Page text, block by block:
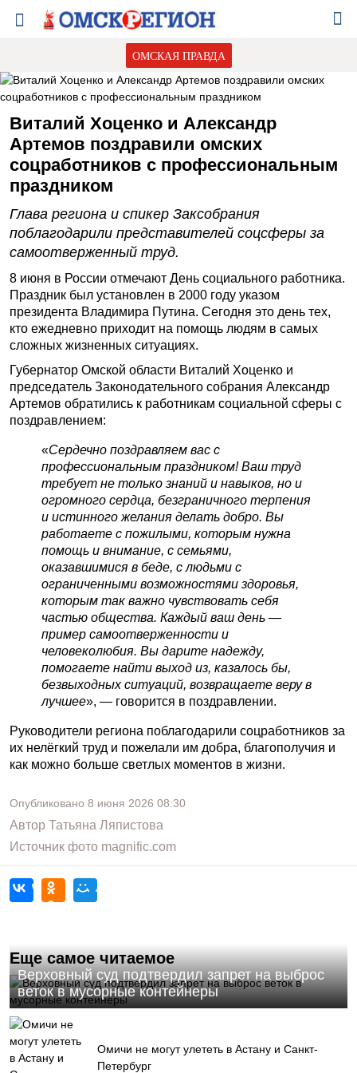
ОМСКАЯ ПРАВДА
Виталий Хоценко и Александр
Артемов поздравили омских
соцработников с профессиональным
праздником
Глава региона и спикер Заксобрания
поблагодарили представителей соцсферы за
самоотверженный труд.
8 июня в России отмечают День социального работника.
Праздник был установлен в 2000 году указом
президента Владимира Путина. Сегодня это день тех,
кто ежедневно приходит на помощь людям в самых
сложных жизненных ситуациях.
Губернатор Омской области Виталий Хоценко и
председатель Законодательного собрания Александр
Артемов обратились к работникам социальной сферы с
поздравлением:
«Сердечно поздравляем вас с
профессиональным праздником! Ваш труд
требует не только знаний и навыков, но и
огромного сердца, безграничного терпения
и истинного желания делать добро. Вы
работаете с пожилыми, которым нужна
помощь и внимание, с семьями,
оказавшимися в беде, с людьми с
ограниченными возможностями здоровья,
которым так важно чувствовать себя
частью общества. Каждый ваш день —
пример самоотверженности и
человеколюбия. Вы дарите надежду,
помогаете найти выход из, казалось бы,
безвыходных ситуаций, возвращаете веру в
лучшее», — говорится в поздравлении.
Руководители региона поблагодарили соцработников за
их нелёгкий труд и пожелали им добра, благополучия и
как можно больше светлых моментов в жизни.
Опубликовано 8 июня 2026 08:30
Автор Татьяна Ляпистова
Источник фото magnific.com
Еще самое читаемое
Верховный суд подтвердил запрет на выброс
веток в мусорные контейнеры
Омичи не могут улететь в Астану и Санкт-
Петербург